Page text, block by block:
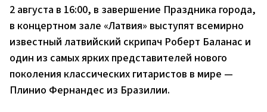
2 августа в 16:00, в завершение Праздника города,
в концертном зале «Латвия» выступят всемирно
известный латвийский скрипач Роберт Баланас и
один из самых ярких представителей нового
поколения классических гитаристов в мире —
Плинио Фернандес из Бразилии.